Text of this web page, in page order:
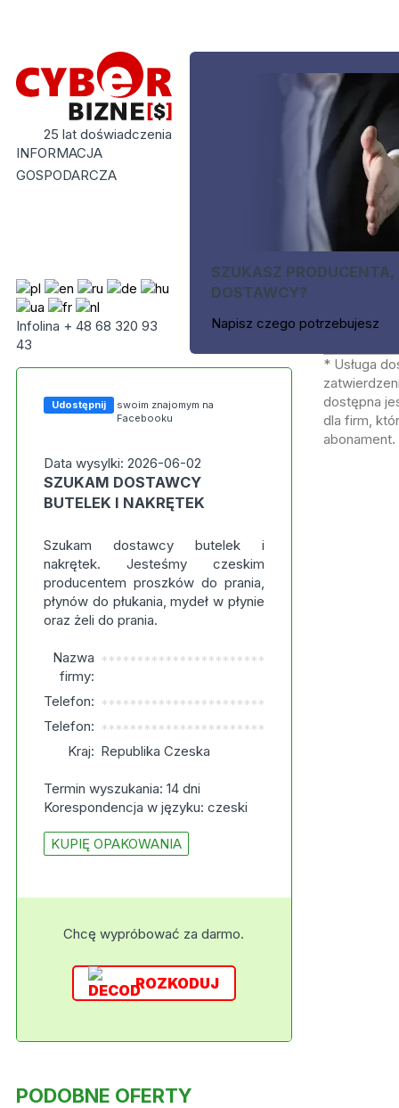
25 lat doświadczenia
INFORMACJA
GOSPODARCZA
Infolina + 48 68 320 93
43
SZUKASZ PRODUCENTA,
DOSTAWCY?
Napisz czego potrzebujesz
Udostępnij
swoim znajomym na
Facebooku
Data wysylki: 2026-06-02
SZUKAM DOSTAWCY
BUTELEK I NAKRĘTEK
Szukam dostawcy butelek i
nakrętek. Jesteśmy czeskim
producentem proszków do prania,
płynów do płukania, mydeł w płynie
oraz żeli do prania.
Nazwa
firmy:
***********************
Telefon: ***********************
Telefon: ***********************
Kraj: Republika Czeska
Termin wyszukania: 14 dni
Korespondencja w języku: czeski
KUPIĘ OPAKOWANIA
Chcę wypróbować za darmo.
ROZKODUJ
* Usługa
dostępna
dla firm,
abonament.
PODOBNE OFERTY